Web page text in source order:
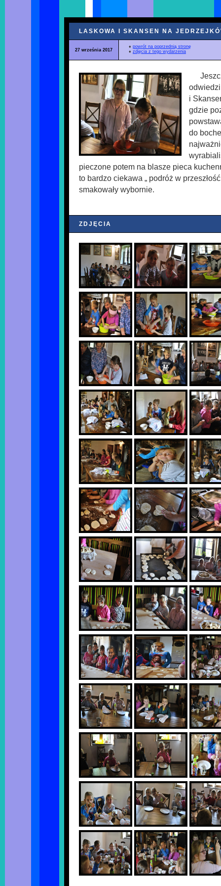
LASKOWA I SKANSEN NA
27 września 2017
♦ powrót na poprzednią stronę
♦ zdjęcia z tego wydarzenia
i
gdzie
do
pieczone potem na blasze pieca
to bardzo ciekawa „ podróż w
smakowały wybornie.
ZDJĘCIA